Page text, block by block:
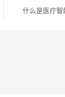
什么是医疗智